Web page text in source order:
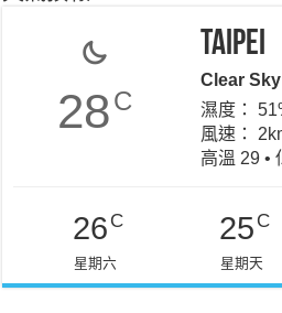
28C
Taipei
Clear Sky
濕度：
風速：
高溫 29 •
26 C
星期六
25 C
星期天